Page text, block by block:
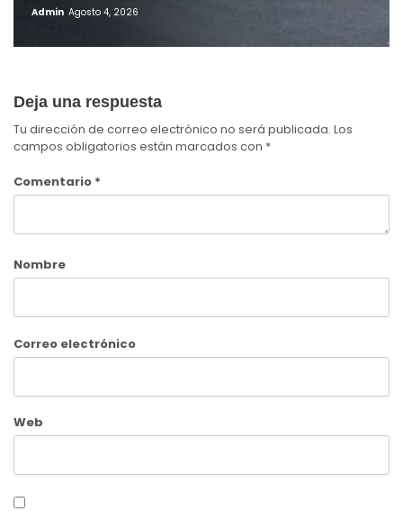
Admin Agosto 4, 2026
Deja una respuesta
Tu dirección de correo electrónico no será publicada. Los
campos obligatorios están marcados con *
Comentario *
Nombre
Correo electrónico
Web